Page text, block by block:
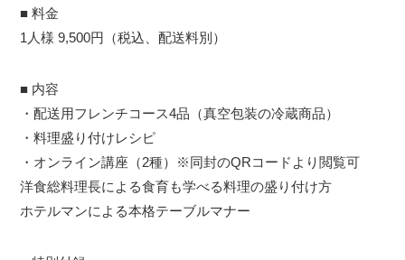
■ 料金
1人様 9,500円（税込、配送料別）
■ 内容
・配送用フレンチコース4品（真空包装の冷蔵商品）
・料理盛り付けレシピ
・オンライン講座（2種）※同封のQRコードより閲覧可
洋食総料理長による食育も学べる料理の盛り付け方
ホテルマンによる本格テーブルマナー